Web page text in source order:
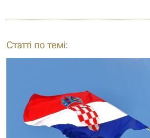
Статті по темі: